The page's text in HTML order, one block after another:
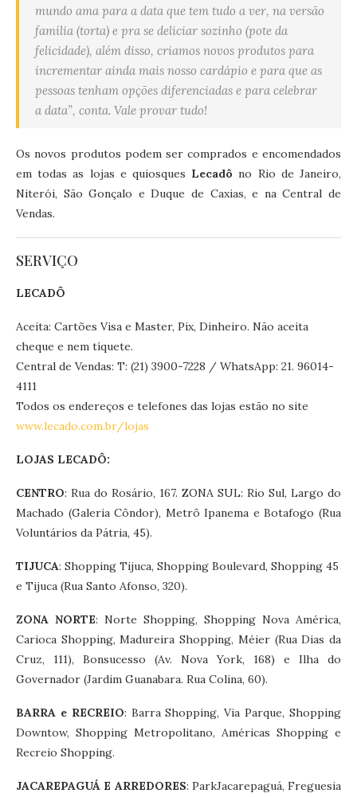
mundo ama para a data que tem tudo a ver, na versão
família (torta) e pra se deliciar sozinho (pote da
felicidade), além disso, criamos novos produtos para
incrementar ainda mais nosso cardápio e para que as
pessoas tenham opções diferenciadas e para celebrar
a data”, conta. Vale provar tudo!
Os novos produtos podem ser comprados e encomendados
em todas as lojas e quiosques Lecadô no Rio de Janeiro,
Niterói, São Gonçalo e Duque de Caxias, e na Central de
Vendas.
SERVIÇO
LECADÔ
Aceita: Cartões Visa e Master, Pix, Dinheiro. Não aceita
cheque e nem tíquete.
Central de Vendas: T: (21) 3900-7228 / WhatsApp: 21. 96014-
4111
Todos os endereços e telefones das lojas estão no site
www.lecado.com.br/lojas
LOJAS LECADÔ:
CENTRO: Rua do Rosário, 167. ZONA SUL: Rio Sul, Largo do
Machado (Galeria Côndor), Metrô Ipanema e Botafogo (Rua
Voluntários da Pátria, 45).
TIJUCA: Shopping Tijuca, Shopping Boulevard, Shopping 45
e Tijuca (Rua Santo Afonso, 320).
ZONA NORTE: Norte Shopping, Shopping Nova América,
Carioca Shopping, Madureira Shopping, Méier (Rua Dias da
Cruz, 111), Bonsucesso (Av. Nova York, 168) e Ilha do
Governador (Jardim Guanabara. Rua Colina, 60).
BARRA e RECREIO: Barra Shopping, Via Parque, Shopping
Downtow, Shopping Metropolitano, Américas Shopping e
Recreio Shopping.
JACAREPAGUÁ E ARREDORES: ParkJacarepaguá, Freguesia